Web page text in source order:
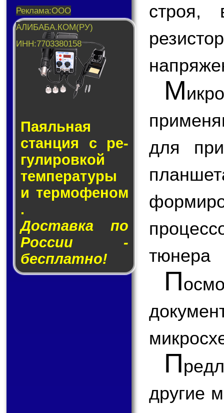
Паяльная
стан­ция с ре­
гу­ли­ров­кой
тем­пе­ра­ту­ры
и тер­мо­фе­ном
.
Доставка по
России -
бесплатно!
строя,
М
для
тюнера
П
П
другие